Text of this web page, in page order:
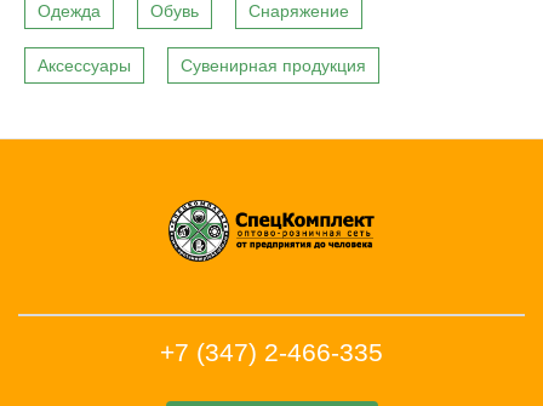
Одежда Обувь Снаряжение
Аксессуары Сувенирная продукция
+7 (347) 2-466-335